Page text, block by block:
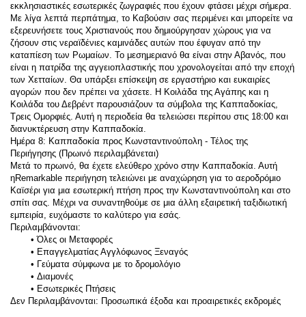
εκκλησιαστικές εσωτερικές ζωγραφιές που έχουν φτάσει μέχρι σήμερα.
Με λίγα λεπτά περπάτημα, το Καβούσιν σας περιμένει και μπορείτε να
εξερευνήσετε τους Χριστιανούς που δημιούργησαν χώρους για να
ζήσουν στις νεραϊδένιες καμινάδες αυτών που έφυγαν από την
καταπίεση των Ρωμαίων. Το μεσημεριανό θα είναι στην Αβανός, που
είναι η πατρίδα της αγγειοπλαστικής που χρονολογείται από την εποχή
των Χετταίων. Θα υπάρξει επίσκεψη σε εργαστήριο και ευκαιρίες
αγορών που δεν πρέπει να χάσετε. Η Κοιλάδα της Αγάπης και η
Κοιλάδα του Δεβρέντ παρουσιάζουν τα σύμβολα της Καππαδοκίας,
Τρεις Ομορφιές. Αυτή η περιοδεία θα τελειώσει περίπου στις 18:00 και
διανυκτέρευση στην Καππαδοκία.
Ημέρα 8: Καππαδοκία προς Κωνσταντινούπολη - Τέλος της
Περιήγησης (Πρωινό περιλαμβάνεται)
Μετά το πρωινό, θα έχετε ελεύθερο χρόνο στην Καππαδοκία. Αυτή
ηRemarkable περιήγηση τελειώνει με αναχώρηση για το αεροδρόμιο
Καϊσέρι για μια εσωτερική πτήση προς την Κωνσταντινούπολη και στο
σπίτι σας. Μέχρι να συναντηθούμε σε μια άλλη εξαιρετική ταξιδιωτική
εμπειρία, ευχόμαστε το καλύτερο για εσάς.
Περιλαμβάνονται:
Όλες οι Μεταφορές
Επαγγελματίας Αγγλόφωνος Ξεναγός
Γεύματα σύμφωνα με το δρομολόγιο
Διαμονές
Εσωτερικές Πτήσεις
Δεν Περιλαμβάνονται: Προσωπικά έξοδα και προαιρετικές εκδρομές